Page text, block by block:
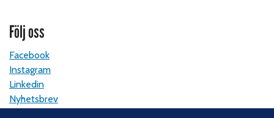
Följ oss
Facebook
Instagram
Linkedin
Nyhetsbrev